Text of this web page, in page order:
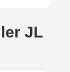
JL